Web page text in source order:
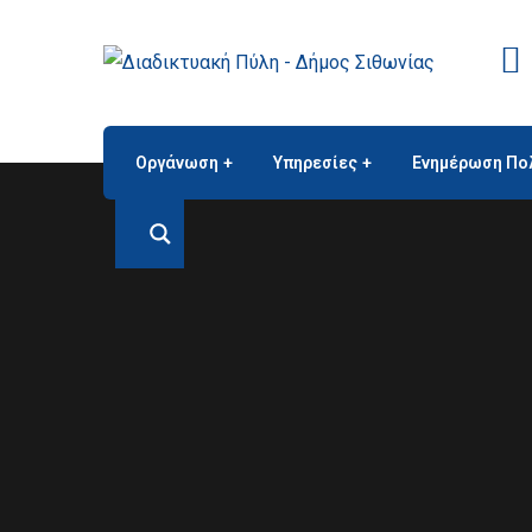
Οργάνωση Υπηρεσίες Ενημέρωση